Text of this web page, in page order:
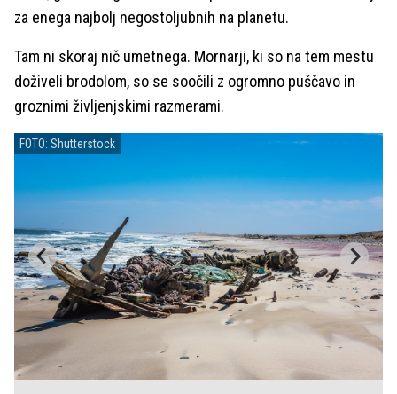
za enega najbolj negostoljubnih na planetu.
Tam ni skoraj nič umetnega. Mornarji, ki so na tem mestu
doživeli brodolom, so se soočili z ogromno puščavo in
groznimi življenjskimi razmerami.
FOTO: Shutterstock